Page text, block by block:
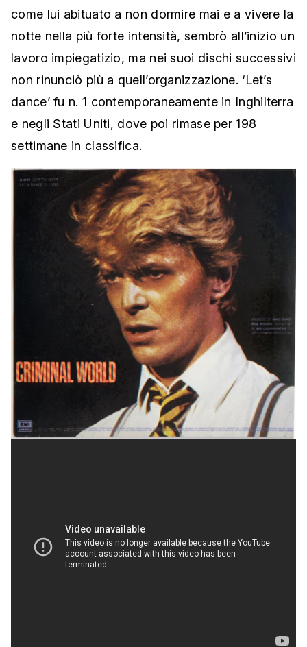
come lui abituato a non dormire mai e a vivere la
notte nella più forte intensità, sembrò all’inizio un
lavoro impiegatizio, ma nei suoi dischi successivi
non rinunciò più a quell’organizzazione. ‘Let’s
dance’ fu n. 1 contemporaneamente in Inghilterra
e negli Stati Uniti, dove poi rimase per 198
settimane in classifica.